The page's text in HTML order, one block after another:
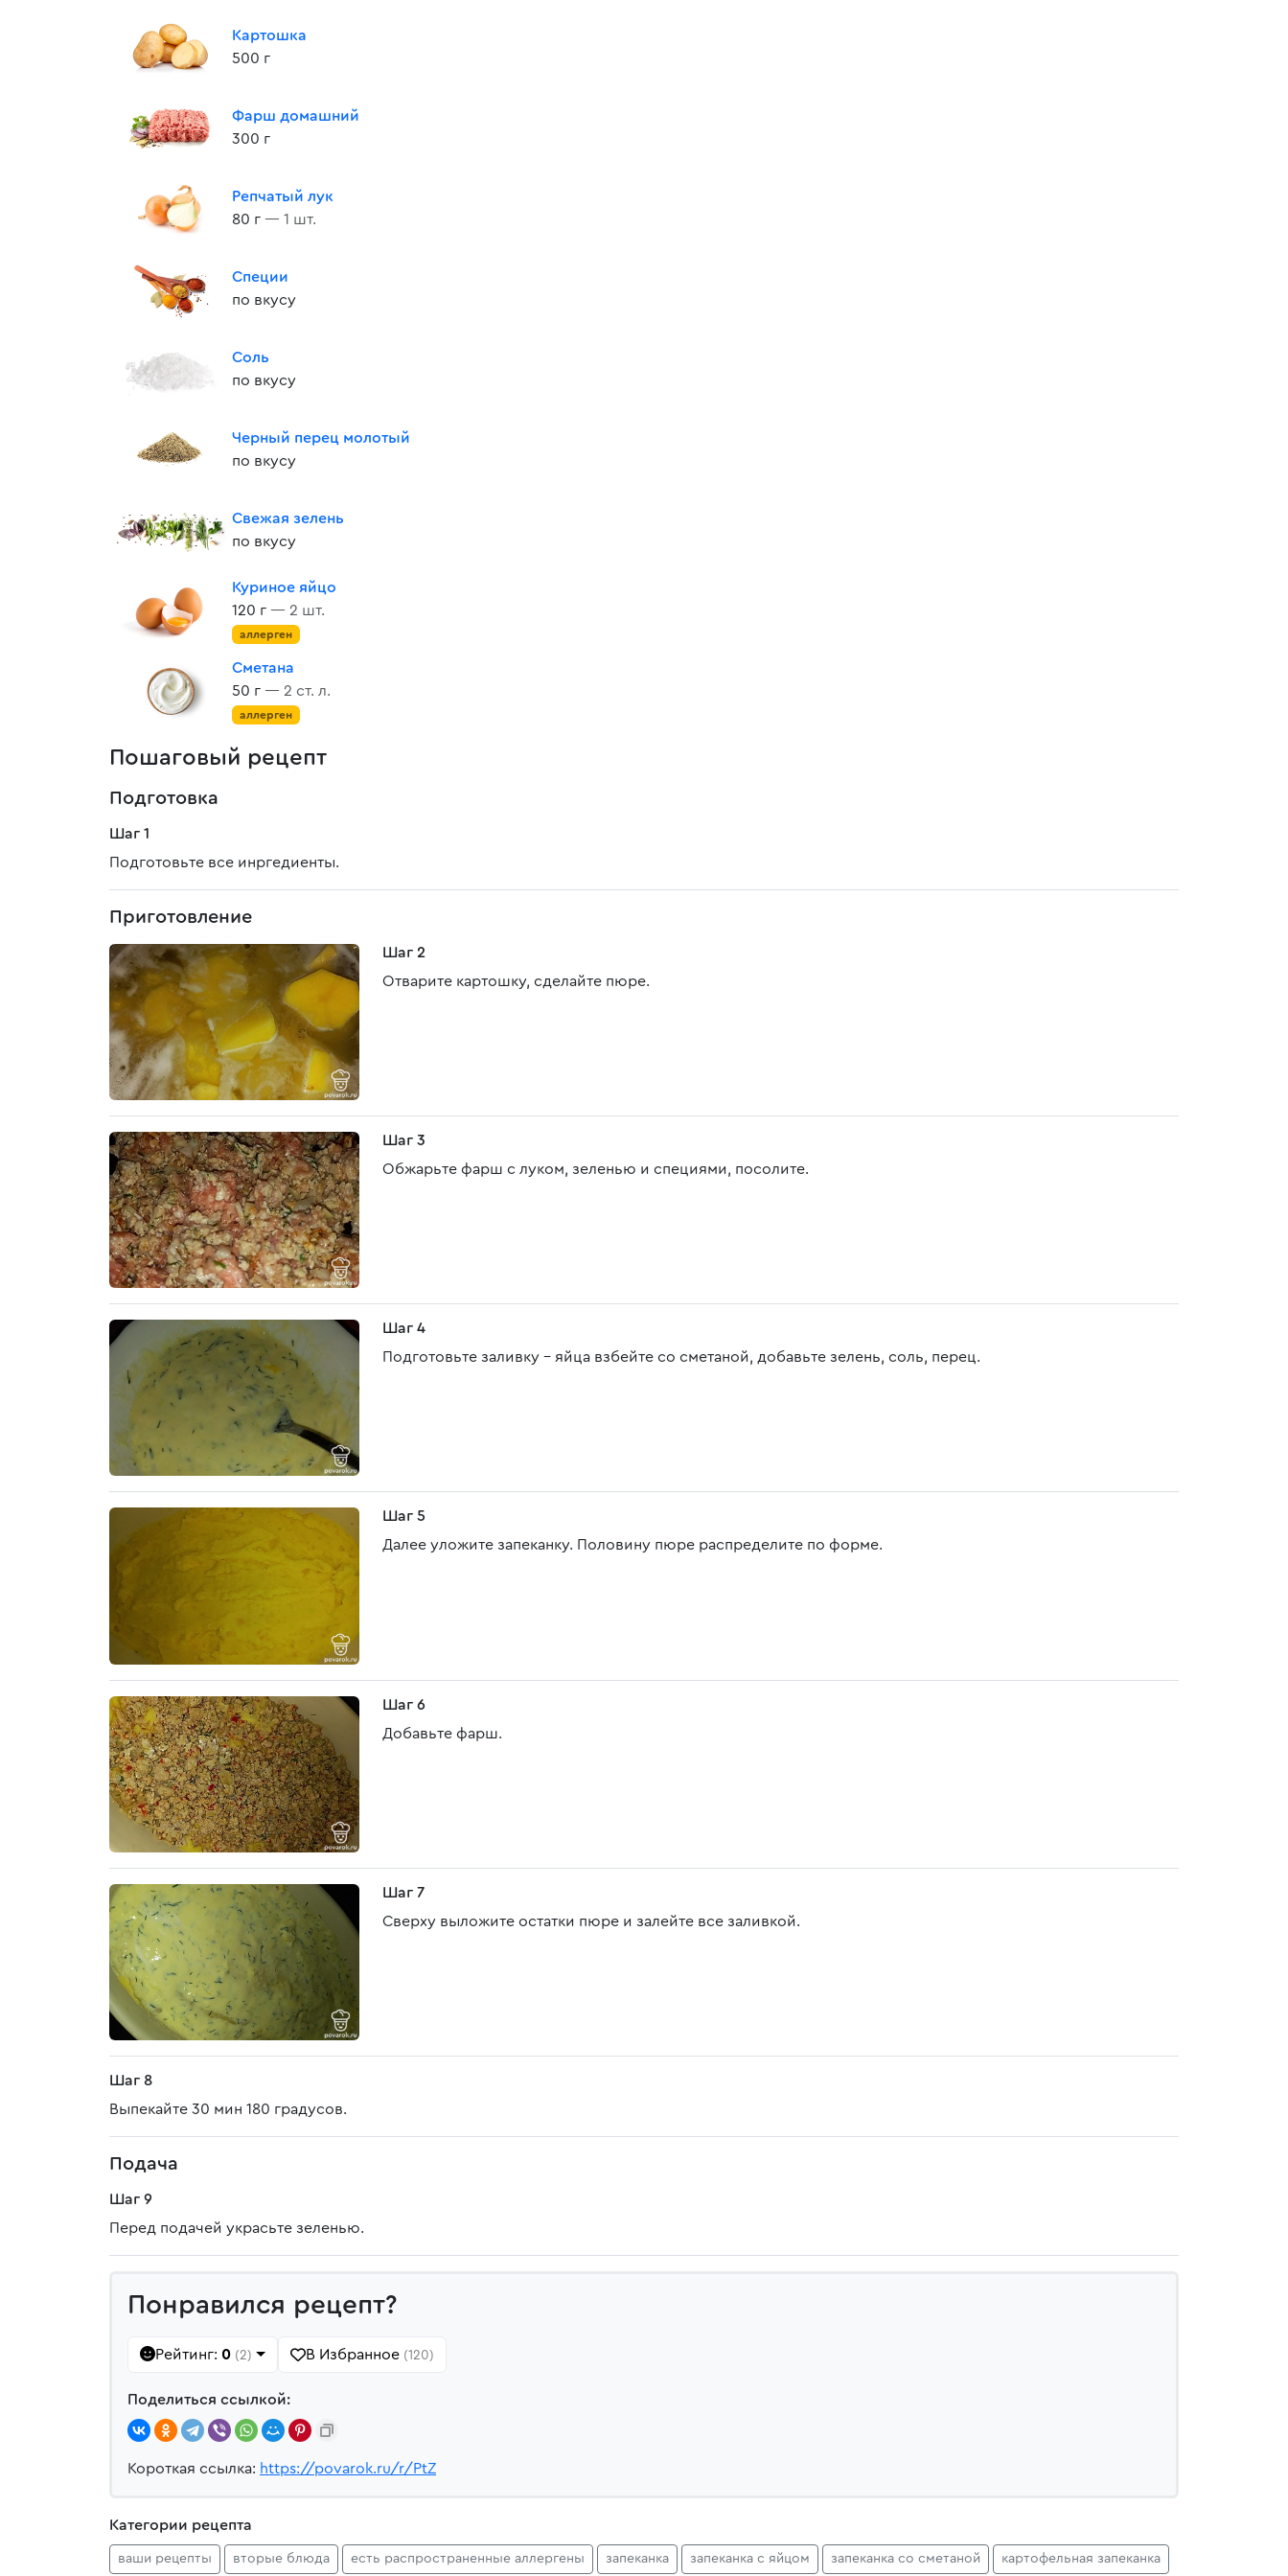
Картошка
500 г
Фарш домашний
300 г
Репчатый лук
80 г — 1 шт.
Специи
по вкусу
Соль
по вкусу
Черный перец молотый
по вкусу
Свежая зелень
по вкусу
Куриное яйцо
120 г — 2 шт.
аллерген
Сметана
50 г — 2 ст. л.
аллерген
Пошаговый рецепт
Подготовка
Шаг 1
Подготовьте все инргедиенты.
Приготовление
Шаг 2
Отварите картошку, сделайте пюре.
Шаг 3
Обжарьте фарш с луком, зеленью и специями, посолите.
Шаг 4
Подготовьте заливку - яйца взбейте со сметаной, добавьте зелень, соль, перец.
Шаг 5
Далее уложите запеканку. Половину пюре распределите по форме.
Шаг 6
Добавьте фарш.
Шаг 7
Сверху выложите остатки пюре и залейте все заливкой.
Шаг 8
Выпекайте 30 мин 180 градусов.
Подача
Шаг 9
Перед подачей украсьте зеленью.
Понравился рецепт?
Рейтинг: 0 (2) В Избранное (120)
Поделиться ссылкой:
Короткая ссылка: https://povarok.ru/r/PtZ
Категории рецепта
ваши рецепты вторые блюда есть распространенные аллергены запеканка запеканка с яйцом запеканка со сметаной картофельная запеканка